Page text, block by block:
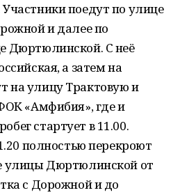
поедут по улице
и далее по
Дюртюлинской. С неё
а затем на
на улицу Трактовую и
«Амфибия», где и
стартует в 11.00.
полностью перекроют
улицы Дюртюлинской от
с Дорожной и до